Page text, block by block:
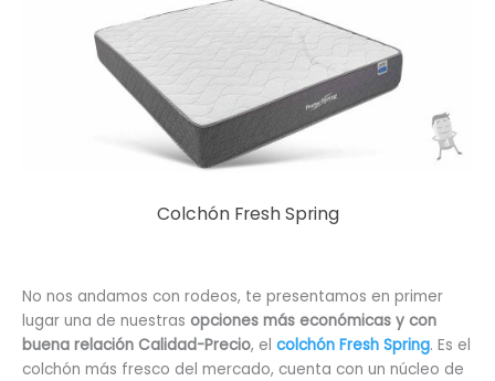
Colchón Fresh Spring
No nos andamos con rodeos, te presentamos en primer
lugar una de nuestras opciones más económicas y con
buena relación Calidad-Precio, el colchón Fresh Spring. Es el
colchón más fresco del mercado, cuenta con un núcleo de